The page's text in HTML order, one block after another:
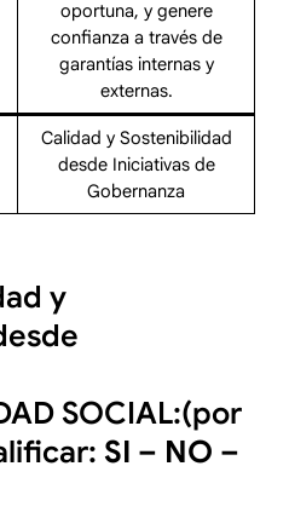
oportuna, y genere
confianza a través de
garantías internas y
externas.
Calidad y Sostenibilidad
desde Iniciativas de
Gobernanza
y
SOCIAL:(por
SI – NO –